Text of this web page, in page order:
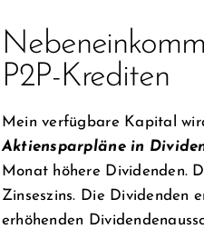
P2P-Krediten
Mein verfügbare Kapital
Aktiensparpläne in
Monat höhere Dividenden.
Zinseszins. Die Dividenden
erhöhenden